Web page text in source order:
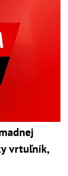
vrtuľník,